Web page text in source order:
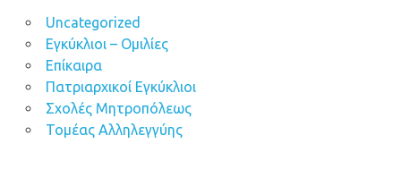
Uncategorized
Εγκύκλιοι – Ομιλίες
Επίκαιρα
Πατριαρχικοί Εγκύκλιοι
Σχολές Μητροπόλεως
Τομέας Αλληλεγγύης